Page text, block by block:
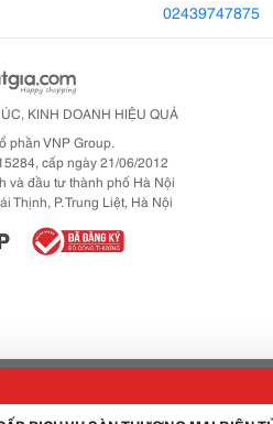
02439747875
KINH DOANH HIỆU QUẢ
phần VNP Group.
cấp ngày 21/06/2012
và đầu tư thành phố Hà Nội
Thịnh, P. Trung Liệt, Hà Nội